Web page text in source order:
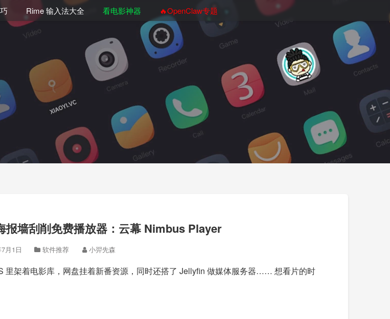
Rime 输入法大全 看电影神器 🔥OpenClaw专题
报墙刮削免费播放器：云幕 Nimbus Player
7月1日 软件推荐 小羿先森
里架着电影库，网盘挂着新番资源，同时还搭了 Jellyfin 做媒体服务器…… 想看片的时